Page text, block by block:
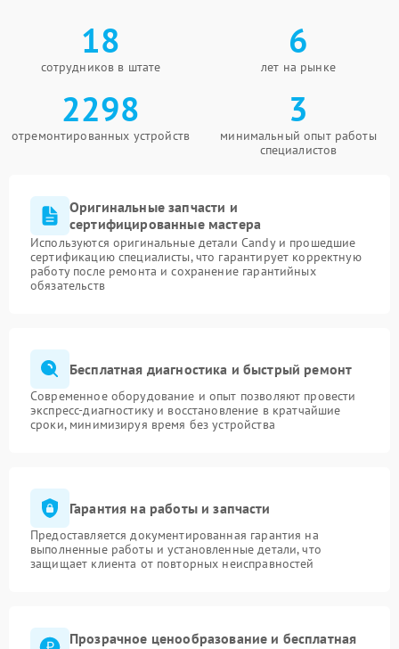
18
сотрудников в штате
6
лет на рынке
2298
отремонтированных устройств
3
минимальный опыт работы
специалистов
Оригинальные запчасти и
сертифицированные мастера
Используются оригинальные детали Candy и прошедшие
сертификацию специалисты, что гарантирует корректную
работу после ремонта и сохранение гарантийных
обязательств
Бесплатная диагностика и быстрый ремонт
Современное оборудование и опыт позволяют провести
экспресс-диагностику и восстановление в кратчайшие
сроки, минимизируя время без устройства
Гарантия на работы и запчасти
Предоставляется документированная гарантия на
выполненные работы и установленные детали, что
защищает клиента от повторных неисправностей
Прозрачное ценообразование и бесплатная